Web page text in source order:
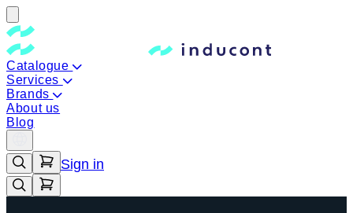
Catalogue
Services
Brands
About us
Blog
Sign in